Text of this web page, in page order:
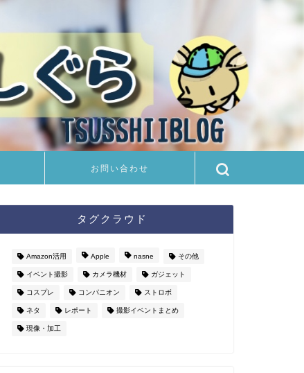
お問い合わせ
タグクラウド
Amazon活用 Apple nasne その他
イベント撮影 カメラ機材 ガジェット
コスプレ コンパニオン ストロボ
ネタ レポート 撮影イベントまとめ
現像・加工